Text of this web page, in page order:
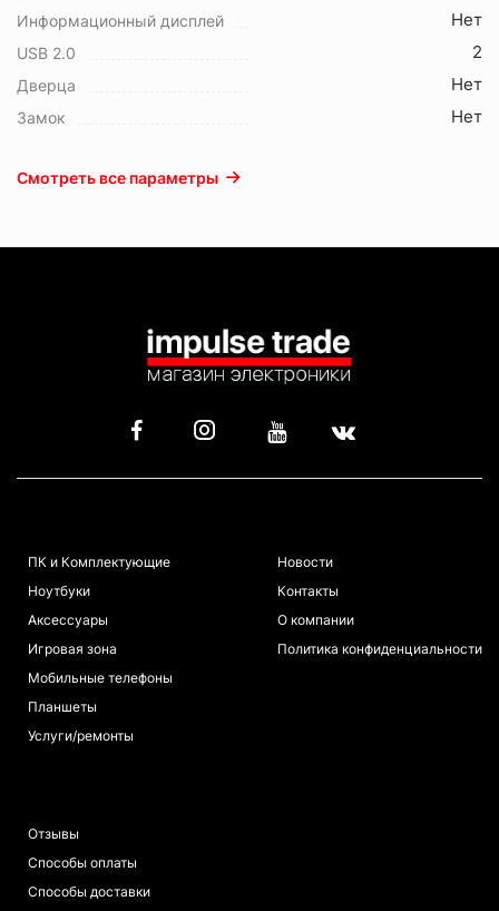
Информационный дисплей Нет
USB 2.0 2
Дверца Нет
Замок Нет
Смотреть все параметры
ПК и Комплектующие
Ноутбуки
Аксессуары
Игровая зона
Мобильные телефоны
Планшеты
Услуги/ремонты
Новости
Контакты
О компании
Политика конфиденциальности
Отзывы
Способы оплаты
Способы доставки